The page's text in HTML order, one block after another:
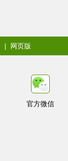
| 网页版
官方微信